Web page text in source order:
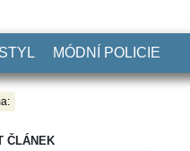
MÓDNÍ POLICIE
ČLÁNEK